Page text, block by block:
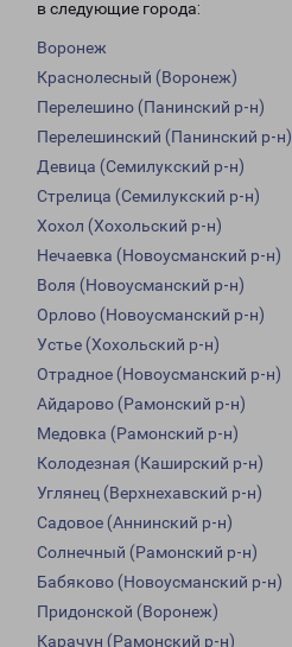
в следующие города:
Воронеж
Краснолесный (Воронеж)
Перелешино (Панинский р-н)
Перелешинский (Панинский р-н)
Девица (Семилукский р-н)
Стрелица (Семилукский р-н)
Хохол (Хохольский р-н)
Нечаевка (Новоусманский р-н)
Воля (Новоусманский р-н)
Орлово (Новоусманский р-н)
Устье (Хохольский р-н)
Отрадное (Новоусманский р-н)
Айдарово (Рамонский р-н)
Медовка (Рамонский р-н)
Колодезная (Каширский р-н)
Углянец (Верхнехавский р-н)
Садовое (Аннинский р-н)
Солнечный (Рамонский р-н)
Бабяково (Новоусманский р-н)
Придонской (Воронеж)
Карачун (Рамонский р-н)